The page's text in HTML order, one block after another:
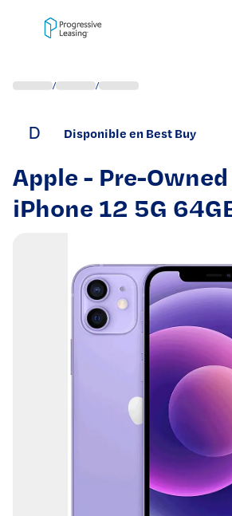
/ /
D Disponible en Best Buy
Apple - Pre-
iPhone 12 5G